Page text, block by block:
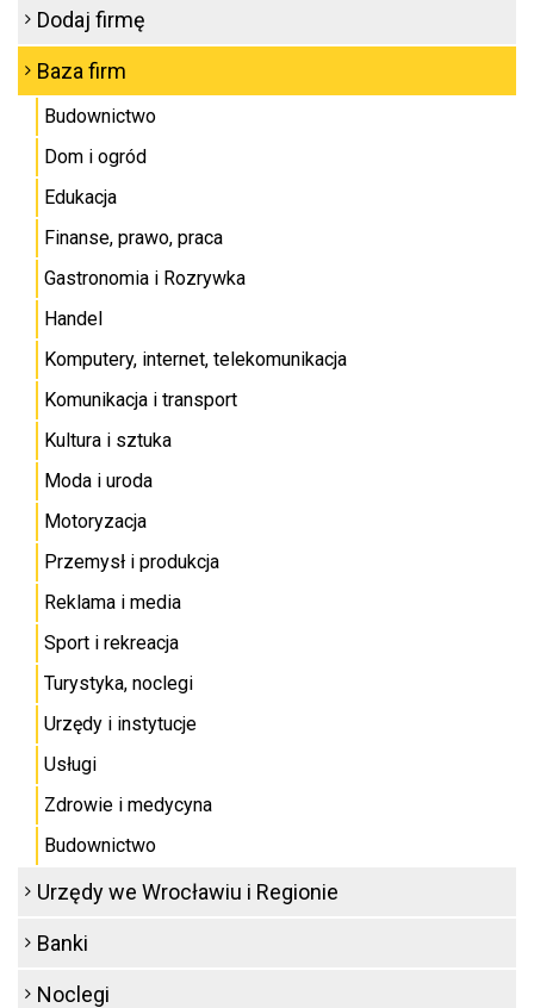
Dodaj firmę
Baza firm
Budownictwo
Dom i ogród
Edukacja
Finanse, prawo, praca
Gastronomia i Rozrywka
Handel
Komputery, internet, telekomunikacja
Komunikacja i transport
Kultura i sztuka
Moda i uroda
Motoryzacja
Przemysł i produkcja
Reklama i media
Sport i rekreacja
Turystyka, noclegi
Urzędy i instytucje
Usługi
Zdrowie i medycyna
Budownictwo
Urzędy we Wrocławiu i Regionie
Banki
Noclegi